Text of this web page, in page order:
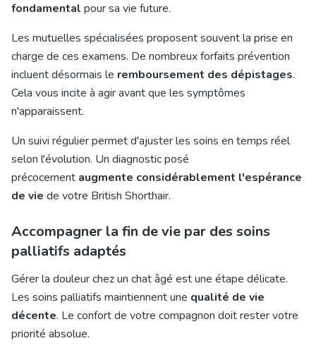
fondamental pour sa vie future.
Les mutuelles spécialisées proposent souvent la prise en
charge de ces examens. De nombreux forfaits prévention
incluent désormais le remboursement des dépistages.
Cela vous incite à agir avant que les symptômes
n'apparaissent.
Un suivi régulier permet d'ajuster les soins en temps réel
selon l'évolution. Un diagnostic posé
précocement augmente considérablement l'espérance
de vie de votre British Shorthair.
Accompagner la fin de vie par des soins
palliatifs adaptés
Gérer la douleur chez un chat âgé est une étape délicate.
Les soins palliatifs maintiennent une qualité de vie
décente. Le confort de votre compagnon doit rester votre
priorité absolue.